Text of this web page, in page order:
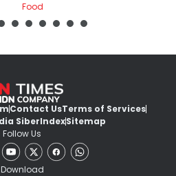
Food
Contact UsTerms of Services
SiberIndexSitemap
Follow Us
Download